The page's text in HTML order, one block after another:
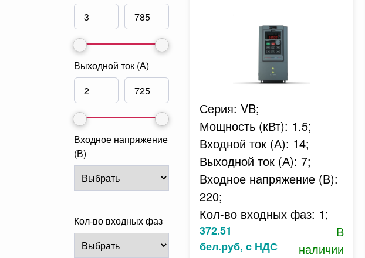
Выходной ток (А)
Входное напряжение
(В)
Кол-во входных фаз
Серия: VB;
Мощность (кВт): 1.5;
Входной ток (А): 14;
Выходной ток (А): 7;
Входное напряжение (В):
220;
Кол-во входных фаз: 1;
372.51
бел.руб, c НДС
В
наличии